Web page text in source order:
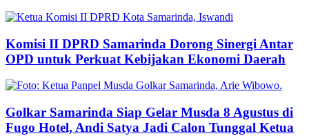
Komisi II DPRD Samarinda Dorong Sinergi Antar
OPD untuk Perkuat Kebijakan Ekonomi Daerah
Golkar Samarinda Siap Gelar Musda 8 Agustus di
Fugo Hotel, Andi Satya Jadi Calon Tunggal Ketua